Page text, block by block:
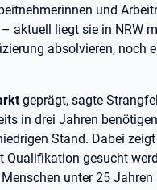
und
aktuell liegt sie in NRW
absolvieren, noch
geprägt, sagte
in drei Jahren
Stand. Dabei
gesucht
unter 25 Jahren